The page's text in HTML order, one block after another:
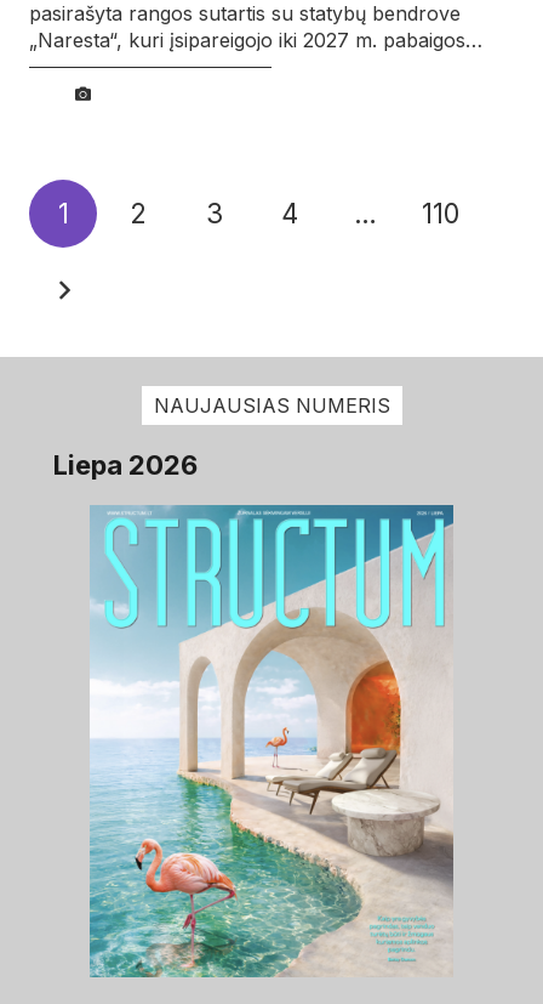
pasirašyta rangos sutartis su statybų bendrove
„Naresta“, kuri įsipareigojo iki 2027 m. pabaigos…
1 2 3 4 … 110
NAUJAUSIAS NUMERIS
Liepa 2026